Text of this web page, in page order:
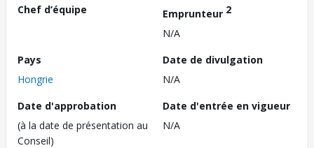
Chef d’équipe
Emprunteur 2
N/A
Pays
Hongrie
Date de divulgation
N/A
Date d'approbation
(à la date de présentation au
Conseil)
Date d'entrée en vigueur
N/A